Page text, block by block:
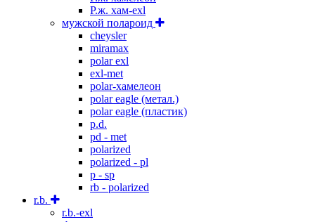
Р.ж. хам-exl
мужской полароид
cheysler
miramax
polar exl
exl-met
polar-хамелеон
polar eagle (метал.)
polar eagle (пластик)
p.d.
pd - met
polarized
polarized - pl
p - sp
rb - polarized
r.b.
r.b.-exl